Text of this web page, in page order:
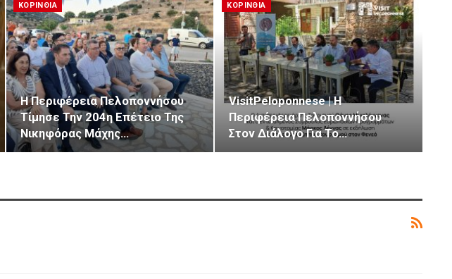
ΚΟΡΙΝΘΙΑ
Η Περιφέρεια Πελοποννήσου
Τίμησε Την 204η Επέτειο Της
Νικηφόρας Μάχης…
ΚΟΡΙΝΘΙΑ
VisitPeloponnese | Η
Περιφέρεια Πελοποννήσου
Στον Διάλογο Για Το…